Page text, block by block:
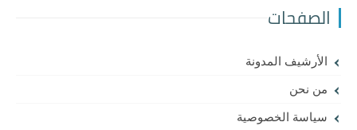
الصفحات
الأرشيف المدونة
من نحن
سياسة الخصوصية